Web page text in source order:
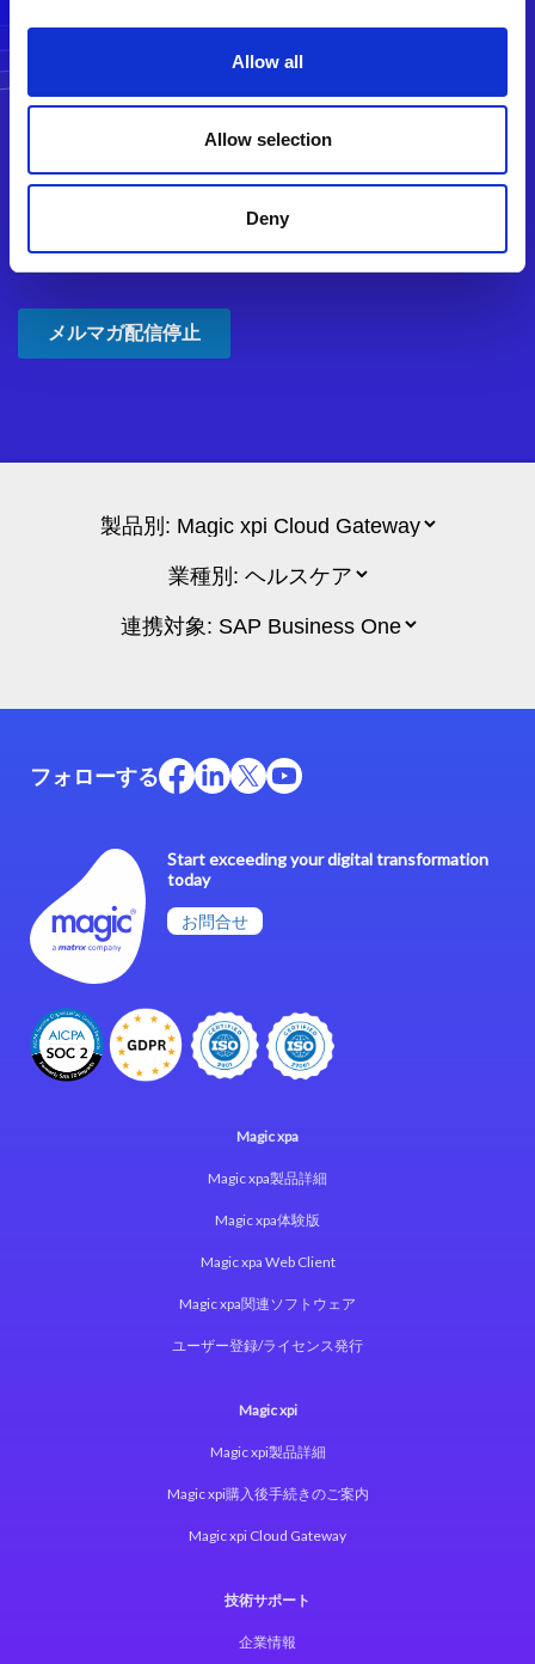
Allow all
Allow selection
Deny
Start exceeding your digital transformation
today
お問合せ
フォローする
Magic xpa
Magic xpa製品詳細
Magic xpa体験版
Magic xpa Web Client
Magic xpa関連ソフトウェア
ユーザー登録/ライセンス発行
Magic xpi
Magic xpi製品詳細
Magic xpi購入後手続きのご案内
Magic xpi Cloud Gateway
技術サポート
企業情報